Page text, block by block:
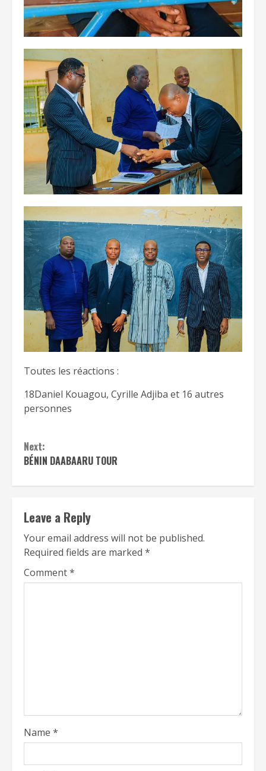
Toutes les réactions :
18Daniel Kouagou, Cyrille Adjiba et 16 autres
personnes
Continue
Reading
Next:
BÉNIN DAABAARU TOUR
Leave a Reply
Your email address will not be published.
Required fields are marked *
Comment*
Name *